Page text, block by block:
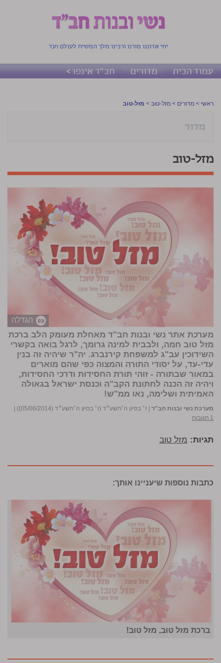
יחי אדוננו מורנו ורבינו מלך המשיח לעולם ועד
עמוד הבית מדורים חב"ד אינפו >
ראשי > מדורים > מזל-טוב > מזל-טוב
מזל-טוב
הגדלה
מערכת אתר נשי ובנות חב"ד מאחלת מעומק הלב ברכת
מזל טוב חמה, ולבבית למינה גרומך, לרגל בואה בקשרי
השידוכין עב"ג למשפחת קירנברג. יה"ר שיהיה זה בנין
עדי-עד, על יסודי התורה והמצוה כפי שהם מוארים
במאור שבתורה - זוהי תורת החסידות ודרכי החסידות,
ויהיה זה הכנה לחתונת הקב"ה וכנסת ישראל בגאולה
האמיתית ושלימה, נאו ממ"ש!
מערכת נשי ובנות חב"ד ז׳ בסיון ה׳תשע״ד (ז׳ בסיון ה׳תשע״ד (05/06/2014))
1 תגובות
תגיות: מזל טוב
כתבות נוספות שיעניינו אותך:
ברכת מזל טוב, מזל טוב!